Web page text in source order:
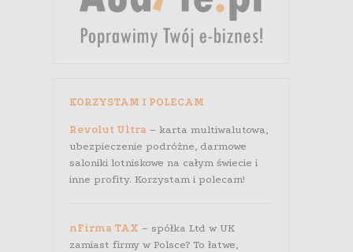
KORZYSTAM I POLECAM
Revolut Ultra– karta multiwalutowa,
ubezpieczenie podróżne, darmowe
saloniki lotniskowe na całym świecie i
inne profity. Korzystam i polecam!
nFirma TAX – spółka Ltd w UK
zamiast firmy w Polsce? To łatwe,